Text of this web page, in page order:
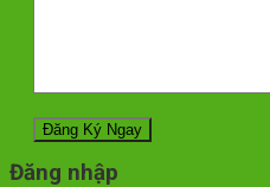
Đăng nhập